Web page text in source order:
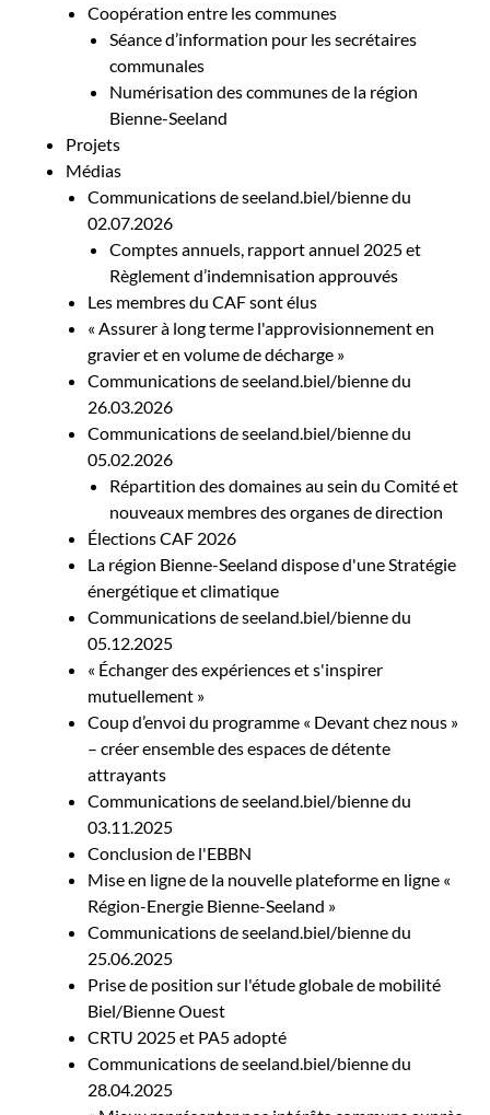
Coopération entre les communes
Séance d’information pour les secrétaires
communales
Numérisation des communes de la région
Bienne-Seeland
Projets
Médias
Communications de seeland.biel/bienne du
02.07.2026
Comptes annuels, rapport annuel 2025 et
Règlement d’indemnisation approuvés
Les membres du CAF sont élus
« Assurer à long terme l'approvisionnement en
gravier et en volume de décharge »
Communications de seeland.biel/bienne du
26.03.2026
Communications de seeland.biel/bienne du
05.02.2026
Répartition des domaines au sein du Comité et
nouveaux membres des organes de direction
Élections CAF 2026
La région Bienne-Seeland dispose d'une Stratégie
énergétique et climatique
Communications de seeland.biel/bienne du
05.12.2025
« Échanger des expériences et s'inspirer
mutuellement »
Coup d’envoi du programme « Devant chez nous »
– créer ensemble des espaces de détente
attrayants
Communications de seeland.biel/bienne du
03.11.2025
Conclusion de l'EBBN
Mise en ligne de la nouvelle plateforme en ligne «
Région-Energie Bienne-Seeland »
Communications de seeland.biel/bienne du
25.06.2025
Prise de position sur l'étude globale de mobilité
Biel/Bienne Ouest
CRTU 2025 et PA5 adopté
Communications de seeland.biel/bienne du
28.04.2025